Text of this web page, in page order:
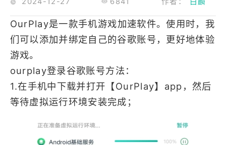
OurPlay是一款手机游戏加速软件。使用时，我
们可以添加并绑定自己的谷歌账号，更好地体验
游戏。
ourplay登录谷歌账号方法：
1.在手机中下载并打开【OurPlay】app，然后
等待虚拟运行环境安装完成；